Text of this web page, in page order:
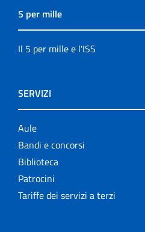
5 per mille
Il 5 per mille e l'ISS
SERVIZI
Aule
Bandi e concorsi
Biblioteca
Patrocini
Tariffe dei servizi a terzi